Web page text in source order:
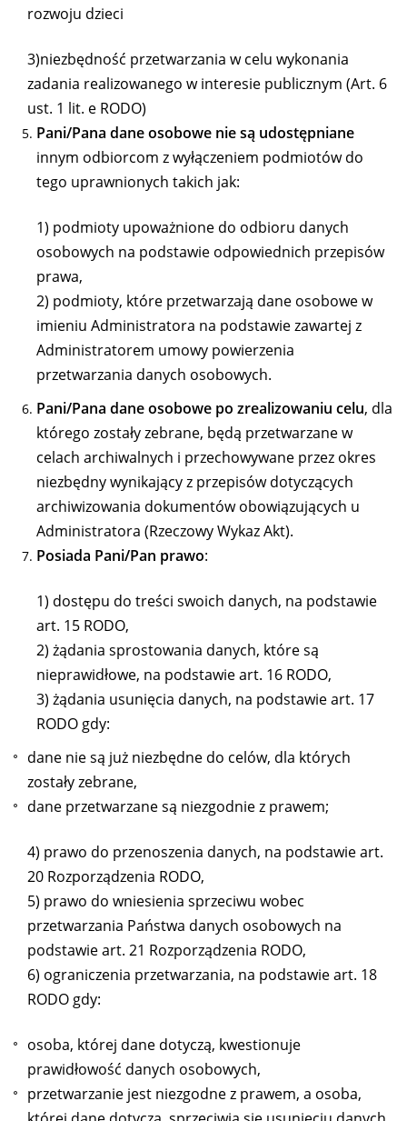
rozwoju dzieci
3)niezbędność przetwarzania w celu wykonania
zadania realizowanego w interesie publicznym (Art. 6
ust. 1 lit. e RODO)
Pani/Pana dane osobowe nie są udostępniane
innym odbiorcom z wyłączeniem podmiotów do
tego uprawnionych takich jak:
1) podmioty upoważnione do odbioru danych
osobowych na podstawie odpowiednich przepisów
prawa,
2) podmioty, które przetwarzają dane osobowe w
imieniu Administratora na podstawie zawartej z
Administratorem umowy powierzenia
przetwarzania danych osobowych.
Pani/Pana dane osobowe po zrealizowaniu celu, dla
którego zostały zebrane, będą przetwarzane w
celach archiwalnych i przechowywane przez okres
niezbędny wynikający z przepisów dotyczących
archiwizowania dokumentów obowiązujących u
Administratora (Rzeczowy Wykaz Akt).
Posiada Pani/Pan prawo:
1) dostępu do treści swoich danych, na podstawie
art. 15 RODO,
2) żądania sprostowania danych, które są
nieprawidłowe, na podstawie art. 16 RODO,
3) żądania usunięcia danych, na podstawie art. 17
RODO gdy:
dane nie są już niezbędne do celów, dla których
zostały zebrane,
dane przetwarzane są niezgodnie z prawem;
4) prawo do przenoszenia danych, na podstawie art.
20 Rozporządzenia RODO,
5) prawo do wniesienia sprzeciwu wobec
przetwarzania Państwa danych osobowych na
podstawie art. 21 Rozporządzenia RODO,
6) ograniczenia przetwarzania, na podstawie art. 18
RODO gdy:
osoba, której dane dotyczą, kwestionuje
prawidłowość danych osobowych,
przetwarzanie jest niezgodne z prawem, a osoba,